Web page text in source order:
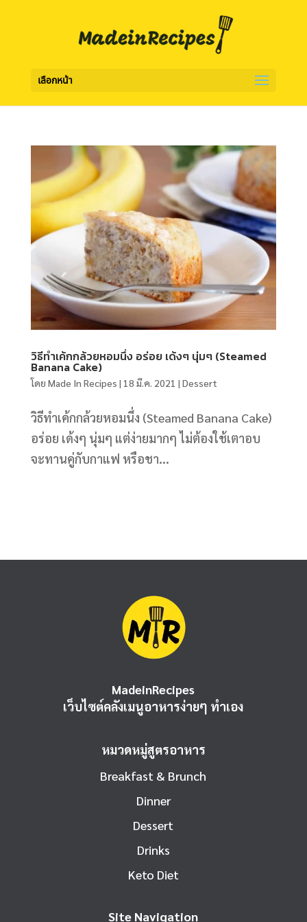
เลือกหน้า
วิธีทําเค้กกล้วยหอมนึ่ง อร่อย เด้งๆ นุ่มๆ (Steamed
Banana Cake)
โดย Made In Recipes | 18 มี.ค. 2021 | Dessert
วิธีทําเค้กกล้วยหอมนึ่ง (Steamed Banana Cake)
อร่อย เด้งๆ นุ่มๆ แต่ง่ายมากๆ ไม่ต้องใช้เตาอบ
จะทานคู่กับกาแฟ หรือชา...
MadeinRecipes
เว็บไซต์คลังเมนูอาหารง่ายๆ ทำเอง
หมวดหมู่สูตรอาหาร
Breakfast & Brunch
Dinner
Dessert
Drinks
Keto Diet
Site Navigation